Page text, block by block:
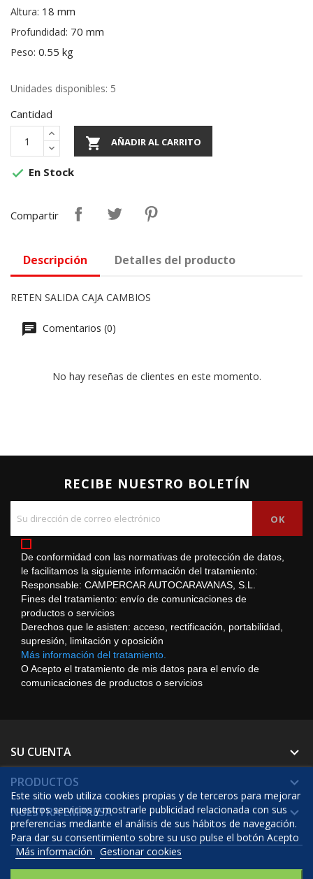
Altura: 18 mm
Profundidad: 70 mm
Peso: 0.55 kg
Unidades disponibles: 5
Cantidad
 AÑADIR AL CARRITO
 En Stock
Compartir
Descripción Detalles del producto
RETEN SALIDA CAJA CAMBIOS
Comentarios (0)
No hay reseñas de clientes en este momento.
RECIBE NUESTRO BOLETÍN
De conformidad con las normativas de protección de datos,
le facilitamos la siguiente información del tratamiento:
Responsable: CAMPERCAR AUTOCARAVANAS, S.L.
Fines del tratamiento: envío de comunicaciones de
productos o servicios
Derechos que le asisten: acceso, rectificación, portabilidad,
supresión, limitación y oposición
Más información del tratamiento.
O Acepto el tratamiento de mis datos para el envío de
comunicaciones de productos o servicios
SU CUENTA 
PRODUCTOS 
NUESTRA EMPRESA 
Este sitio web utiliza cookies propias y de terceros para mejorar
nuestros servicios y mostrarle publicidad relacionada con sus
preferencias mediante el análisis de sus hábitos de navegación.
Para dar su consentimiento sobre su uso pulse el botón Acepto
Más información
Gestionar cookies
© 2026 - Software Ecommerce desarrollado por Prestashop™